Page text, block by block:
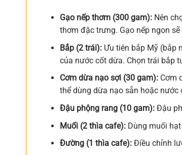
Gạo nếp thơm (300 gam):Nên
thơm đặc trưng. Gạo nếp ngon
Bắp (2 trái):Ưu tiên bắp Mỹ (bắp
của nước cốt dừa. Chọn trái bắp
Cơm dừa nạo sợi (30 gam):Cơm
thể dùng dừa nạo sẵn hoặc
Đậu phộng rang (10 gam):Đậu
Muối (2 thìa cafe):Dùng muối hạt
Đường (1 thìa cafe):Điều chỉnh